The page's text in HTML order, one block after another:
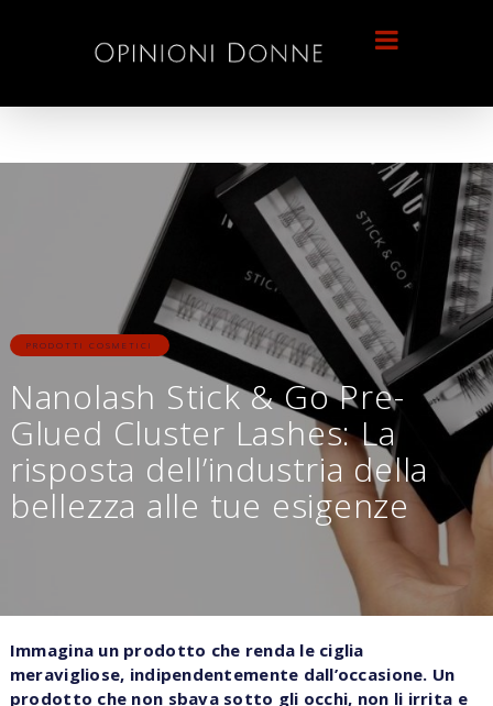
PRODOTTI COSMETICI
Nanolash Stick & Go Pre-
Glued Cluster Lashes: La
risposta dell’industria della
bellezza alle tue esigenze
Immagina un prodotto che renda le ciglia
meravigliose, indipendentemente dall’occasione. Un
prodotto che non sbava sotto gli occhi, non li irrita e